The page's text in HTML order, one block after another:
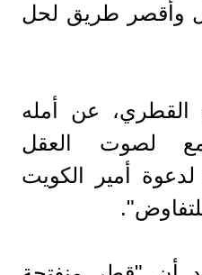
وأقصر طريق لحل
القطري، عن أمله
لصوت العقل
أمير الكويت